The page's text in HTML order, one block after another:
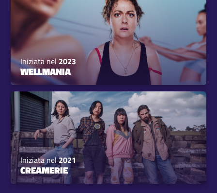
Iniziata nel2023
WELLMANIA
Iniziata nel2021
CREAMERIE